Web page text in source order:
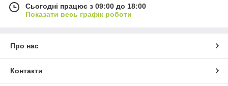
Сьогодні працює з 09:00 до 18:00
Показати весь графік роботи
Про нас
Контакти